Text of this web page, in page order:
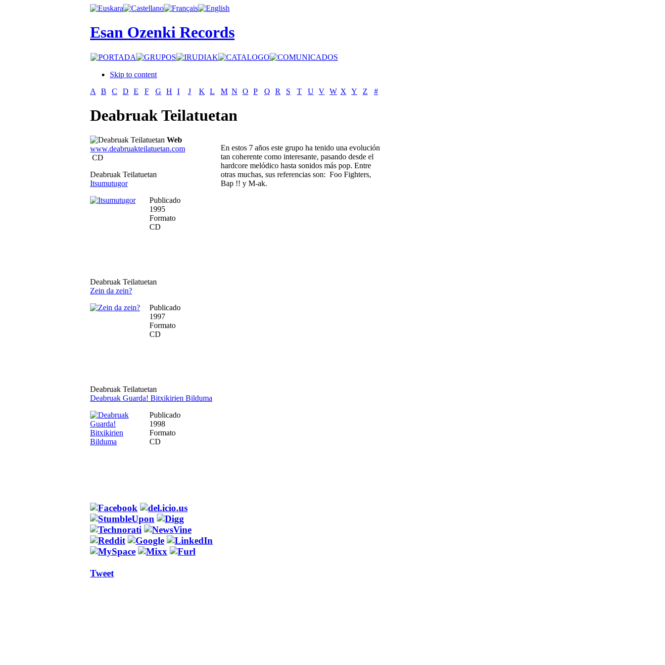
Esan Ozenki Records
Skip to content
A
B C D E F G H I J K L M N O P Q R S T U V W X Y Z #
Deabruak Teilatuetan
Web
www.deabruakteilatuetan.com
CD
Deabruak Teilatuetan
Itsumutugor
Publicado
1995
Formato
CD
Deabruak Teilatuetan
Zein da zein?
Publicado
1997
Formato
CD
Deabruak Teilatuetan
Deabruak Guarda! Bitxikirien Bilduma
Publicado
1998
Formato
CD
Tweet
En estos 7 años este grupo ha tenido una evolución
tan coherente como interesante, pasando desde el
hardcore melódico hasta sonidos más pop. Entre
otras muchas, sus referencias son: Foo Fighters,
Bap !! y M-ak.